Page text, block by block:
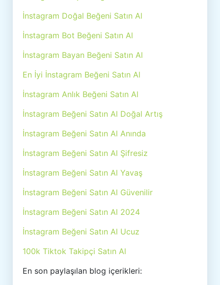
İnstagram Doğal Beğeni Satın Al
İnstagram Bot Beğeni Satın Al
İnstagram Bayan Beğeni Satın Al
En İyi İnstagram Beğeni Satın Al
İnstagram Anlık Beğeni Satın Al
İnstagram Beğeni Satın Al Doğal Artış
İnstagram Beğeni Satın Al Anında
İnstagram Beğeni Satın Al Şifresiz
İnstagram Beğeni Satın Al Yavaş
İnstagram Beğeni Satın Al Güvenilir
İnstagram Beğeni Satın Al 2024
İnstagram Beğeni Satın Al Ucuz
100k Tiktok Takipçi Satın Al
En son paylaşılan blog içerikleri: